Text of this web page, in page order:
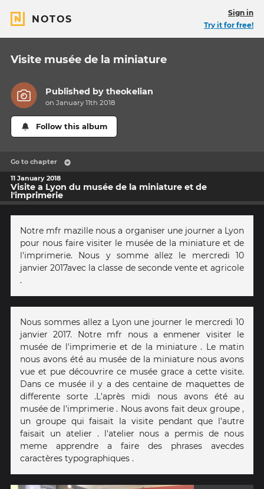
NOTOS
Sign in
Try it for free!
Visite musée de la miniature
Published bytheokelian
on January 11th 2018
Follow this album
Go to chapter
11 January 2018
Visite a Lyon du musée de la miniature et de
l'imprimerie
Notre mfr mazille nous a organiser une journer a Lyon
pour nous faire visiter le musée de la miniature et de
l'imprimerie. Nous y somme allez le mercredi 10
janvier 2017avec la classe de seconde vente et agricole
.
Nous sommes allez a Lyon une journer le mercredi 10
janvier 2017. Notre mfr nous a enmener visiter le
musée de l'imprimerie et de la miniature . Le matin
nous avons été au musée de la miniature nous avons
vue et pue découvrire ce musée grace a cette visite.
Dans ce musée il y a des centaine de maquettes de
differente sorte .L'après midi nous avons été au
musée de l'imprimerie . Nous avons fait deux groupe ,
un groupe qui faisait la visite pendant que l'autre
faisait un atelier . l'atelier nous a permis de nous
meme apprendre a faire des phrases avecdes
caractères typographiques .